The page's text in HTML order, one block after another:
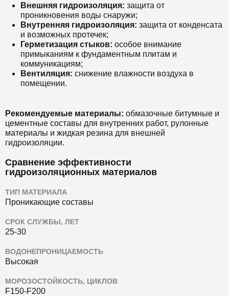
Внешняя гидроизоляция: защита от
проникновения воды снаружи;
Внутренняя гидроизоляция: защита от конденсата
и возможных протечек;
Герметизация стыков: особое внимание
примыканиям к фундаментным плитам и
коммуникациям;
Вентиляция: снижение влажности воздуха в
помещении.
Рекомендуемые материалы: обмазочные битумные и
цементные составы для внутренних работ, рулонные
материалы и жидкая резина для внешней
гидроизоляции.
Сравнение эффективности
гидроизоляционных материалов
ТИП МАТЕРИАЛА
Проникающие составы
СРОК СЛУЖБЫ, ЛЕТ
25-30
ВОДОНЕПРОНИЦАЕМОСТЬ
Высокая
МОРОЗОСТОЙКОСТЬ, ЦИКЛОВ
F150-F200